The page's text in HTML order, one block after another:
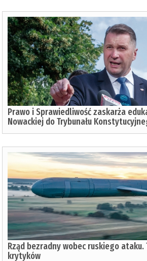
Prawo i Sprawiedliwość zaskarża
Nowackiej do Trybunału
Rząd bezradny wobec ruskiego
krytyków